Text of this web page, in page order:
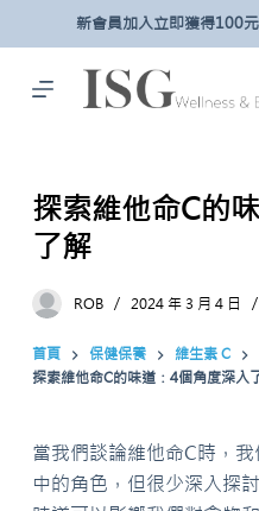
主
新會員加入立即獲得100
探索維他命C的
了解
ROB 2024 年 3 月 4 日
首頁 保健保養 維生素 C
探索維他命C的味道：4個角度深入
當我們談論維他命C時，
中的角色，但很少深入探